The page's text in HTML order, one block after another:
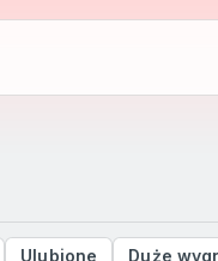
Ulubione Duże